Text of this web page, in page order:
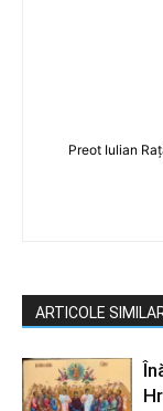
Preot Iulian
ARTICOLE